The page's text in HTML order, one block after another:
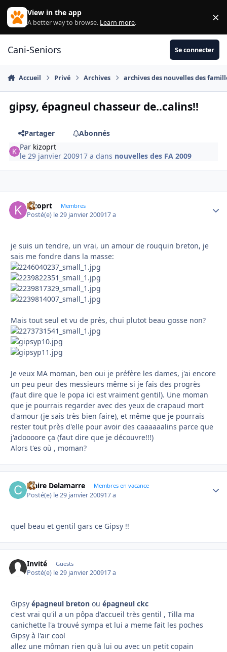
Aller au contenu
View in the app
A better way to browse. Learn more. ×
Cani-Seniors Se connecter
Accueil Privé Archives archives des nouvelles des
gipsy, épagneul chasseur de..calins!!
Partager
Abonnés
Par kizoprt
le 29 janvier 200917 a dans nouvelles des FA 2009
kizoprt Membres
Posté(e) le 29 janvier 200917 a
je suis un tendre, un vrai, un amour de rouquin breton, je
sais me fondre dans la masse:
Mais tout seul et vu de près, chui plutot beau gosse non?
Je veux MA moman, ben oui je préfère les dames, j'ai encore
un peu peur des messieurs même si je fais des progrès
(faut dire que le popa ici est vraiment gentil). Une moman
que je pourrais regarder avec des yeux de crapaud mort
d'amour (je sais très bien faire), et même que je pourrais
rester tout près d'elle pour avoir des caaaaaalins parce que
j'adoooore ça (faut dire que je découvre!!!)
Alors t'es où , moman?
Claire Delamarre Membres en vacance
Posté(e) le 29 janvier 200917 a
quel beau et gentil gars ce Gipsy !!
Invité Guests
Posté(e) le 29 janvier 200917 a
Gipsy épagneul breton ou épagneul ckc
c'est vrai qu'il a un pôpa d'accueil très gentil , Tilla ma
canichette l'a trouvé sympa et lui a meme fait les poches
Gipsy à l'air cool
allez une môman rien qu'à lui ou avec un petit copain